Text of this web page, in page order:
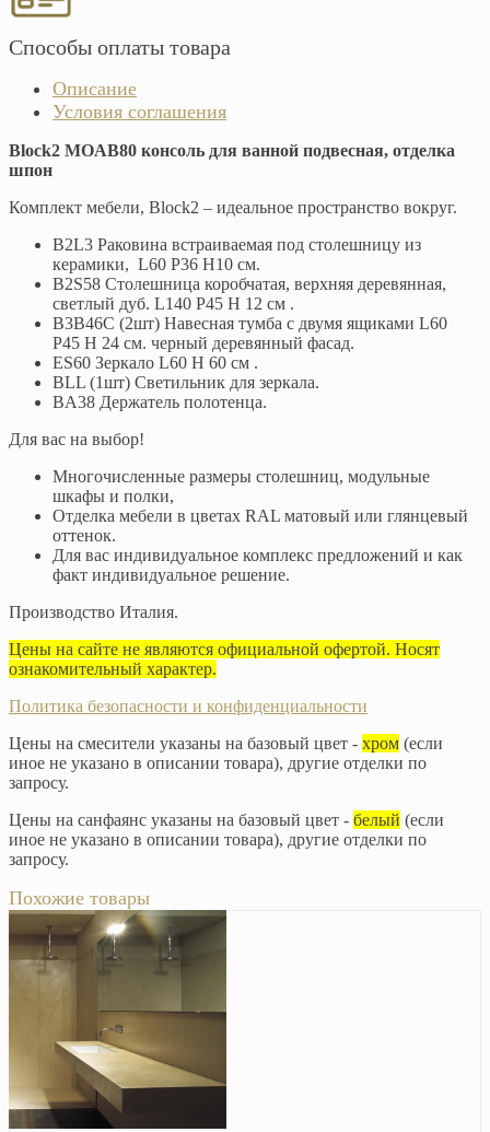
Способы оплаты товара
Описание
Условия соглашения
Block2 MOAB80 консоль для ванной подвесная, отделка
шпон
Комплект мебели, Block2 – идеальное пространство вокруг.
B2L3 Раковина встраиваемая под столешницу из
керамики, L60 P36 H10 см.
B2S58 Столешница коробчатая, верхняя деревянная,
светлый дуб. L140 P45 H 12 см .
B3B46C (2шт) Навесная тумба с двумя ящиками L60
P45 H 24 см. черный деревянный фасад.
ES60 Зеркало L60 H 60 см .
BLL (1шт) Светильник для зеркала.
BA38 Держатель полотенца.
Для вас на выбор!
Многочисленные размеры столешниц, модульные
шкафы и полки,
Отделка мебели в цветах RAL матовый или глянцевый
оттенок.
Для вас индивидуальное комплекс предложений и как
факт индивидуальное решение.
Производство Италия.
Цены на сайте не являются официальной офертой. Носят
ознакомительный характер.
Политика безопасности и конфиденциальности
Цены на смесители указаны на базовый цвет - хром (если
иное не указано в описании товара), другие отделки по
запросу.
Цены на санфаянс указаны на базовый цвет - белый (если
иное не указано в описании товара), другие отделки по
запросу.
Похожие товары